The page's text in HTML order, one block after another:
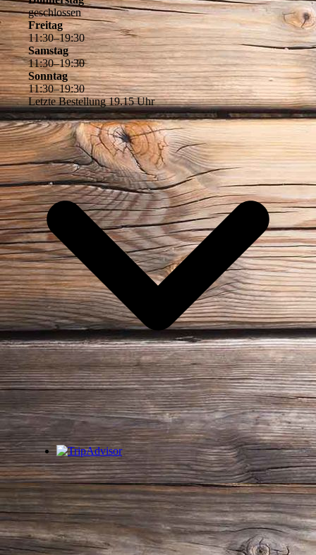
geschlossen
Freitag
11:30–19:30
Samstag
11:30–19:30
Sonntag
11:30–19:30
Letzte Bestellung 19.15 Uhr